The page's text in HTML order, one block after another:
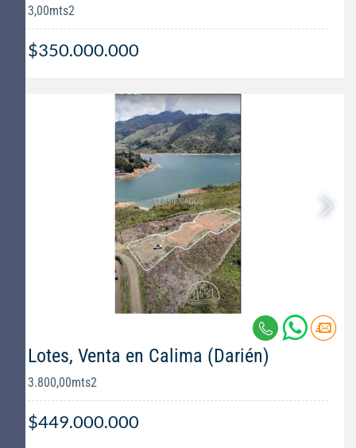
3,00mts2
$350.000.000
Lotes, Venta en Calima (Darién)
3.800,00mts2
$449.000.000